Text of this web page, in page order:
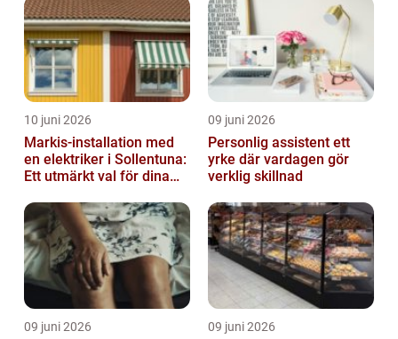
10 juni 2026
Markis-installation med
en elektriker i Sollentuna:
Ett utmärkt val för dina
09 juni 2026
Personlig assistent ett
yrke där vardagen gör
verklig skillnad
09 juni 2026 09 juni 2026